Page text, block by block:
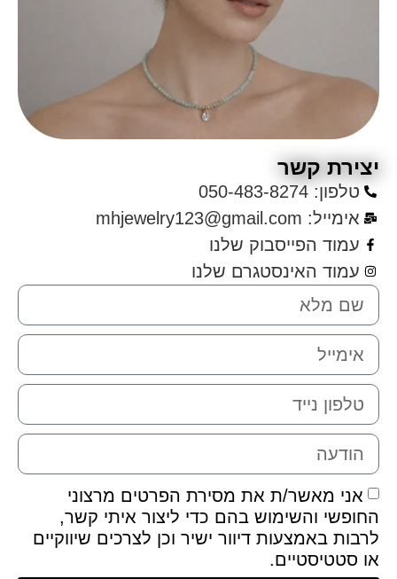
יצירת קשר
טלפון: 050-483-8274
אימייל: mhjewelry123@gmail.com
עמוד הפייסבוק שלנו
עמוד האינסטגרם שלנו
אני מאשר/ת את מסירת הפרטים מרצוני
החופשי והשימוש בהם כדי ליצור איתי קשר,
לרבות באמצעות דיוור ישיר וכן לצרכים שיווקיים
או סטטיסטיים.